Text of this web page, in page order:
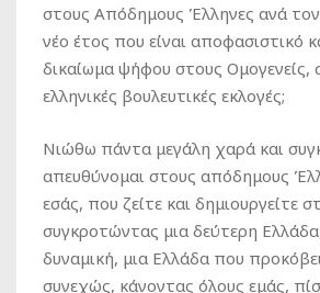
στους Απόδημους Έλληνες ανά
νέο έτος που είναι αποφασιστικό
δικαίωμα ψήφου στους Ομογενείς,
ελληνικές βουλευτικές εκλογές;
Νιώθω πάντα μεγάλη χαρά και
απευθύνομαι στους απόδημους
εσάς, που ζείτε και δημιουργείτε
συγκροτώντας μια δεύτερη
δυναμική, μια Ελλάδα που προκόβει
συνεχώς, κάνοντας όλους εμάς,